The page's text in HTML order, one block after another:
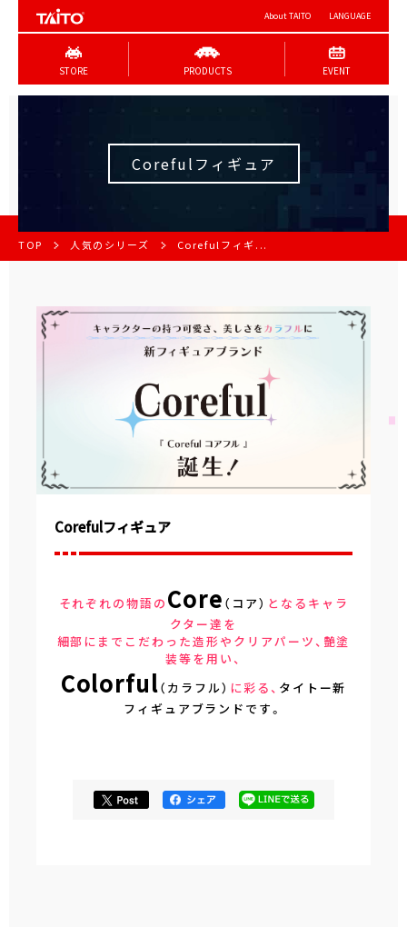
About TAITO LANGUAGE
STORE PRODUCTS EVENT
Corefulフィギュア
TOP 人気のシリーズ Corefulフィギ...
Corefulフィギュア
それぞれの物語の Core （コア） となるキャラ
クター達を
細部にまでこだわった造形やクリアパーツ、艶塗
装等を用い、
Colorful（カラフル） に彩る、 タイトー新
フィギュアブランドです。